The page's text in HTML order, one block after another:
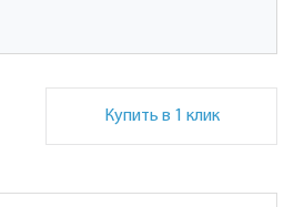
Купить в 1 клик